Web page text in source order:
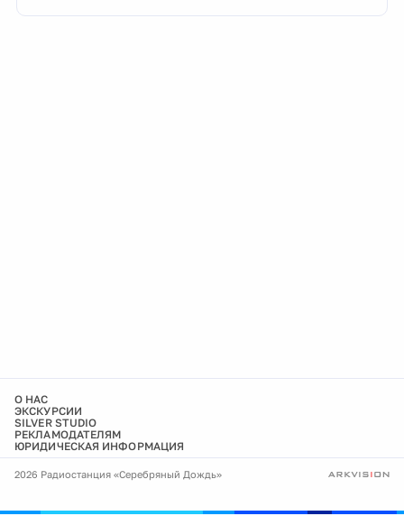
О НАС
ЭКСКУРСИИ
SILVER STUDIO
РЕКЛАМОДАТЕЛЯМ
ЮРИДИЧЕСКАЯ ИНФОРМАЦИЯ
2026 Радиостанция «Серебряный Дождь»